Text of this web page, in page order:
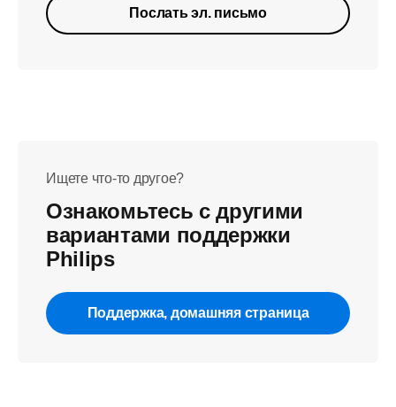
Послать эл. письмо
Ищете что-то другое?
Ознакомьтесь с другими
вариантами поддержки
Philips
Поддержка, домашняя страница